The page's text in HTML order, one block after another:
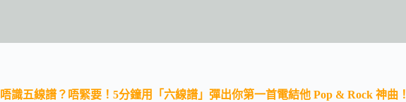
唔識五線譜？唔緊要！5分鐘用「六線譜」彈出你第一首電結他 Pop & Rock 神曲！